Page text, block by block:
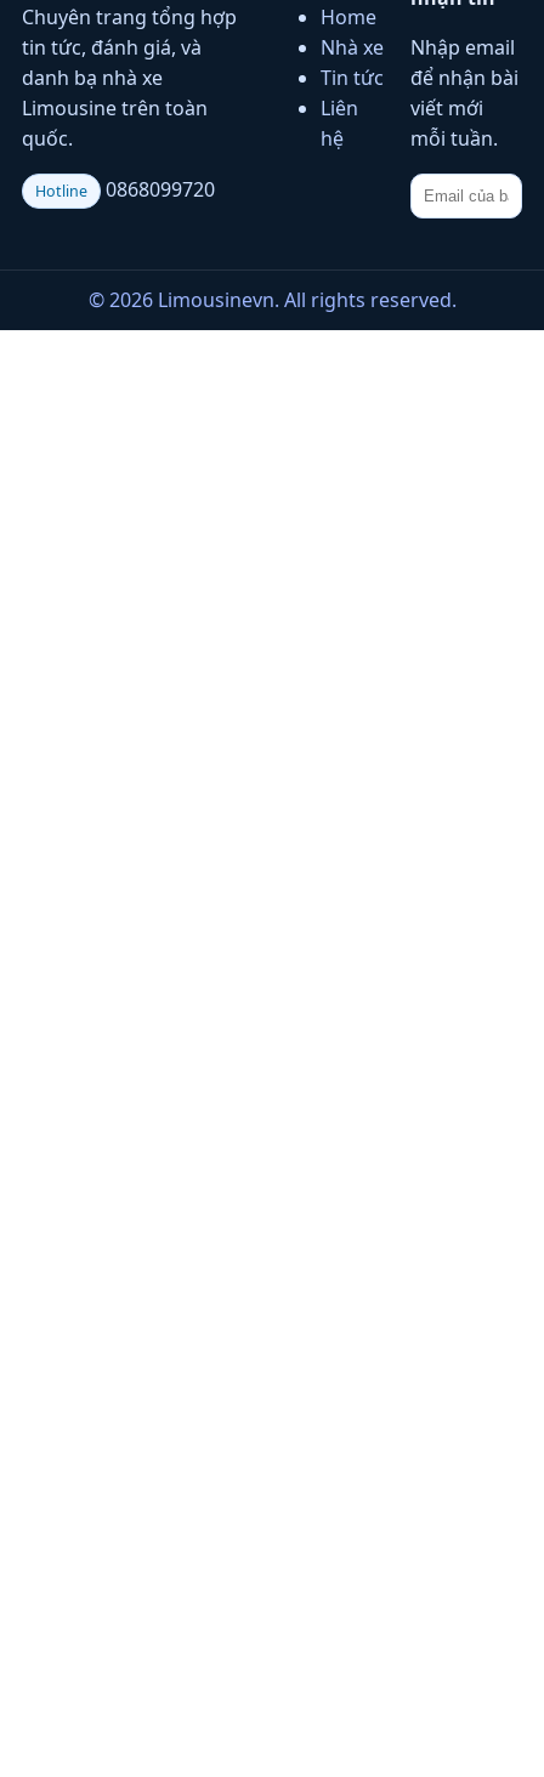
Chuyên trang tổng hợp
tin tức, đánh giá, và
danh bạ nhà xe
Limousine trên toàn
quốc.
Hotline 0868099720
Home
Nhà xe
Tin tức
Liên
hệ
Nhập email
để nhận bài
viết mới
mỗi tuần.
© 2026 Limousinevn. All rights reserved.